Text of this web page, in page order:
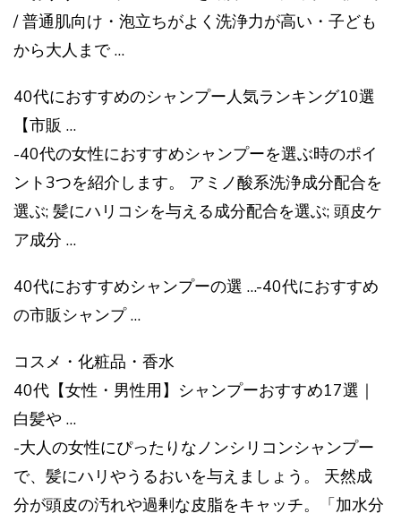
/ 普通肌向け・泡立ちがよく洗浄力が高い・子ども
から大人まで …
40代におすすめのシャンプー人気ランキング10選
【市販 …
-40代の女性におすすめシャンプーを選ぶ時のポイ
ント3つを紹介します。 アミノ酸系洗浄成分配合を
選ぶ; 髪にハリコシを与える成分配合を選ぶ; 頭皮ケ
ア成分 …
40代におすすめシャンプーの選 …-40代におすすめ
の市販シャンプ …
コスメ・化粧品・香水
40代【女性・男性用】シャンプーおすすめ17選｜
白髪や …
-大人の女性にぴったりなノンシリコンシャンプー
で、髪にハリやうるおいを与えましょう。 天然成
分が頭皮の汚れや過剰な皮脂をキャッチ。「加水分